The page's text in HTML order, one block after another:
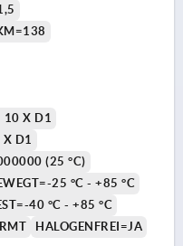
10 X D1
X D1
(25 °C)
25 °C - +85 °C
40 °C - +85 °C
HALOGENFREI=JA